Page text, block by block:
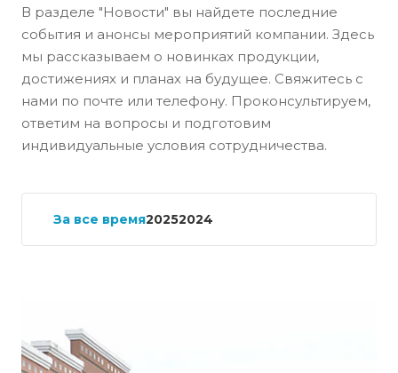
В разделе "Новости" вы найдете последние
события и анонсы мероприятий компании. Здесь
мы рассказываем о новинках продукции,
достижениях и планах на будущее. Свяжитесь с
нами по почте или телефону. Проконсультируем,
ответим на вопросы и подготовим
индивидуальные условия сотрудничества.
За все время20252024